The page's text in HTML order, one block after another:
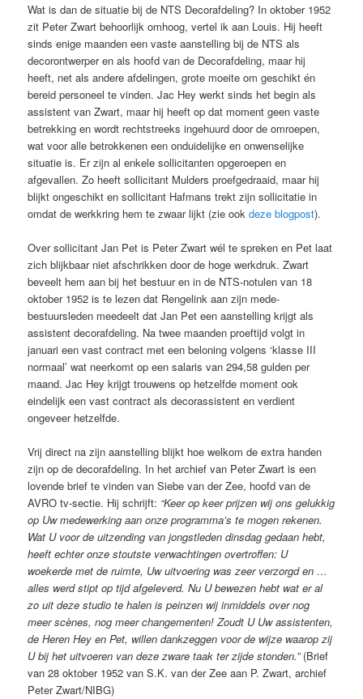
Wat is dan de situatie bij de NTS Decorafdeling? In oktober 1952
zit Peter Zwart behoorlijk omhoog, vertel ik aan Louis. Hij heeft
sinds enige maanden een vaste aanstelling bij de NTS als
decorontwerper en als hoofd van de Decorafdeling, maar hij
heeft, net als andere afdelingen, grote moeite om geschikt én
bereid personeel te vinden. Jac Hey werkt sinds het begin als
assistent van Zwart, maar hij heeft op dat moment geen vaste
betrekking en wordt rechtstreeks ingehuurd door de omroepen,
wat voor alle betrokkenen een onduidelijke en onwenselijke
situatie is. Er zijn al enkele sollicitanten opgeroepen en
afgevallen. Zo heeft sollicitant Mulders proefgedraaid, maar hij
blijkt ongeschikt en sollicitant Hafmans trekt zijn sollicitatie in
omdat de werkkring hem te zwaar lijkt (zie ookdeze blogpost).
Over sollicitant Jan Pet is Peter Zwart wél te spreken en Pet laat
zich blijkbaar niet afschrikken door de hoge werkdruk. Zwart
beveelt hem aan bij het bestuur en in de NTS-notulen van 18
oktober 1952 is te lezen dat Rengelink aan zijn mede-
bestuursleden meedeelt dat Jan Pet een aanstelling krijgt als
assistent decorafdeling. Na twee maanden proeftijd volgt in
januari een vast contract met een beloning volgens ‘klasse III
normaal’ wat neerkomt op een salaris van 294,58 gulden per
maand. Jac Hey krijgt trouwens op hetzelfde moment ook
eindelijk een vast contract als decorassistent en verdient
ongeveer hetzelfde.
Vrij direct na zijn aanstelling blijkt hoe welkom de extra handen
zijn op de decorafdeling. In het archief van Peter Zwart is een
lovende brief te vinden van Siebe van der Zee, hoofd van de
AVRO tv-sectie. Hij schrijft: “Keer op keer prijzen wij ons gelukkig
op Uw medewerking aan onze programma’s te mogen rekenen.
Wat U voor de uitzending van jongstleden dinsdag gedaan hebt,
heeft echter onze stoutste verwachtingen overtroffen: U
woekerde met de ruimte, Uw uitvoering was zeer verzorgd en …
alles werd stipt op tijd afgeleverd. Nu U bewezen hebt wat er al
zo uit deze studio te halen is peinzen wij inmiddels over nog
meer scènes, nog meer changementen! Zoudt U Uw assistenten,
de Heren Hey en Pet, willen dankzeggen voor de wijze waarop zij
U bij het uitvoeren van deze zware taak ter zijde stonden.”(Brief
van 28 oktober 1952 van S.K. van der Zee aan P. Zwart, archief
Peter Zwart/NIBG)